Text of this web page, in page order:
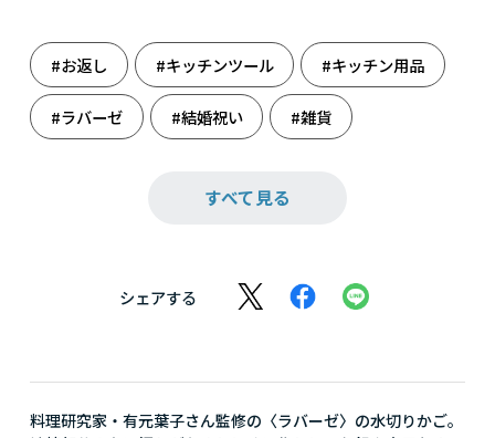
#お返し #キッチンツール #キッチン用品
#ラバーゼ #結婚祝い #雑貨
すべて見る
シェアする
料理研究家・有元葉子さん監修の〈ラバーゼ〉の水切りかご。